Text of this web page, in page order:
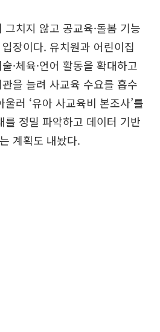
치지 않고 공교육·돌봄 기능
장이다. 유치원과 어린이집
·체육·언어 활동을 확대하고
을 늘려 사교육 수요를 흡수
러 ‘유아 사교육비 본조사’를
를 정밀 파악하고 데이터 기반
계획도 내놨다.